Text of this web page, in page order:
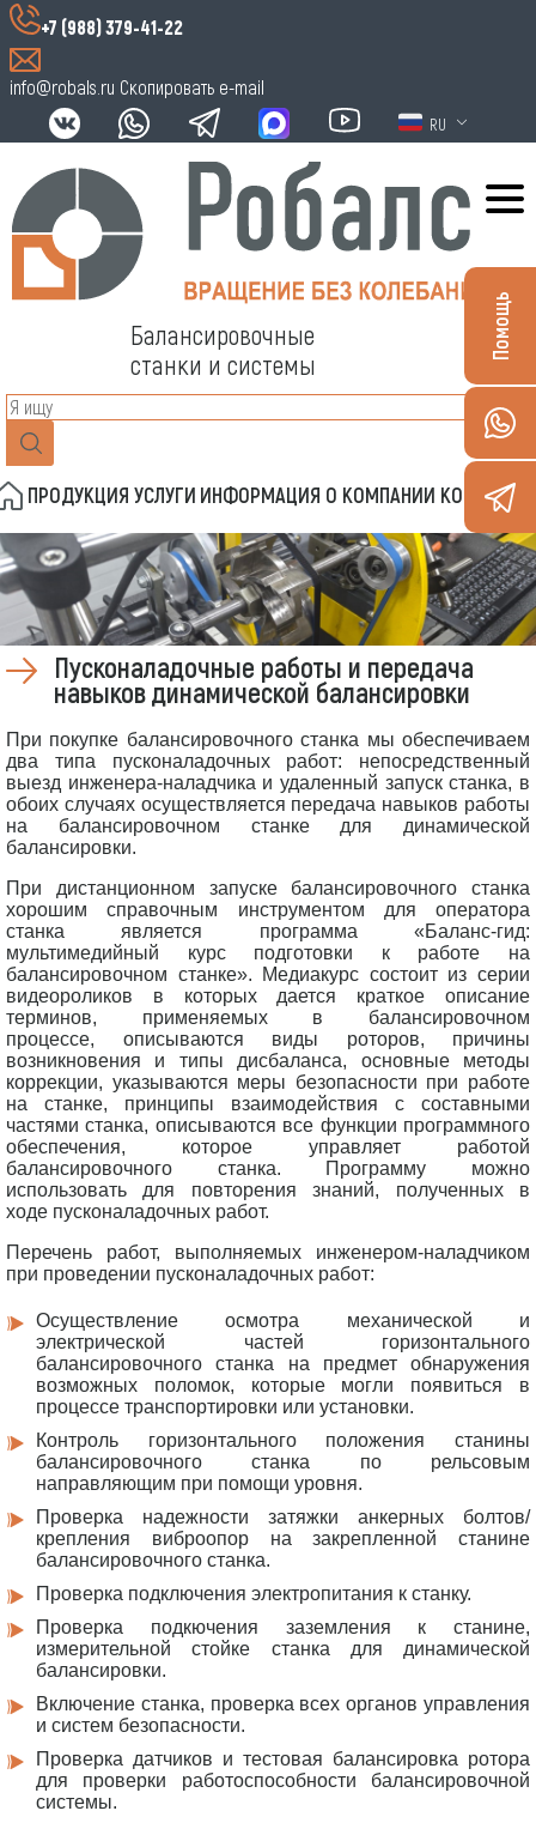
+7 (988) 379-41-22
info@robals.ru Скопировать e-mail
RU
Балансировочные
станки и системы
ПРОДУКЦИЯ УСЛУГИ ИНФОРМАЦИЯ О КОМПАНИИ КОНТАКТЫ
Пусконаладочные работы и передача
навыков динамической балансировки
При покупке балансировочного станка мы обеспечиваем
два типа пусконаладочных работ: непосредственный
выезд инженера-наладчика и удаленный запуск станка, в
обоих случаях осуществляется передача навыков работы
на балансировочном станке для динамической
балансировки.
При дистанционном запуске балансировочного станка
хорошим справочным инструментом для оператора
станка является программа «Баланс-гид:
мультимедийный курс подготовки к работе на
балансировочном станке». Медиакурс состоит из серии
видеороликов в которых дается краткое описание
терминов, применяемых в балансировочном
процессе, описываются виды роторов, причины
возникновения и типы дисбаланса, основные методы
коррекции, указываются меры безопасности при работе
на станке, принципы взаимодействия с составными
частями станка, описываются все функции программного
обеспечения, которое управляет работой
балансировочного станка. Программу можно
использовать для повторениязнаний, полученных в
ходе пусконаладочных работ.
Перечень работ, выполняемых инженером-наладчиком
при проведении пусконаладочных работ:
Осуществление осмотра механической и
электрической частей горизонтального
балансировочного станка на предмет обнаружения
возможных поломок, которые могли появиться в
процессе транспортировки или установки.
Контроль горизонтального положения станины
балансировочного станка по рельсовым
направляющим при помощи уровня.
Проверка надежности затяжки анкерных болтов/
крепления виброопор на закрепленной станине
балансировочного станка.
Проверка подключения электропитания к станку.
Проверка подкючения заземления к станине,
измерительной стойке станка для динамической
балансировки.
Включение станка, проверка всех органов управления
и систем безопасности.
Проверка датчиков и тестовая балансировка ротора
для проверки работоспособности балансировочной
системы.
Помощь